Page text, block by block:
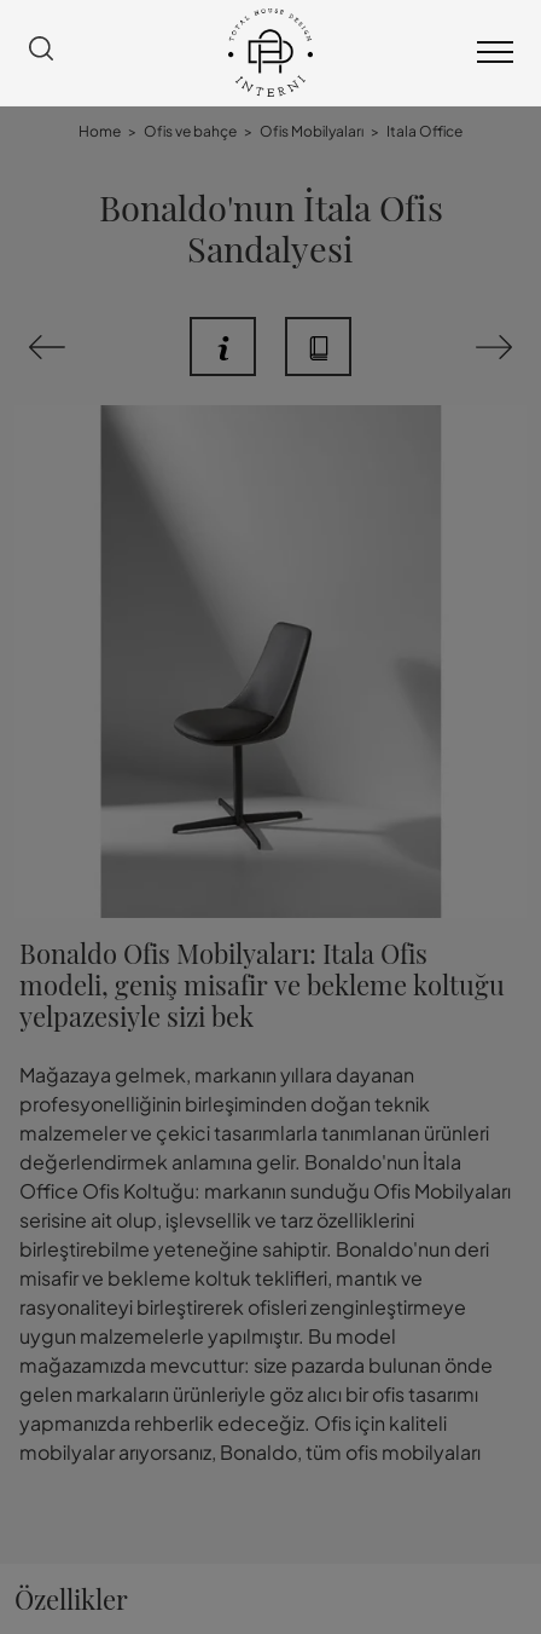
Home > Ofis ve bahçe > Ofis Mobilyaları > Itala Office
Bonaldo'nun İtala Ofis
Sandalyesi
Bonaldo Ofis Mobilyaları: Itala Ofis
modeli, geniş misafir ve bekleme koltuğu
yelpazesiyle sizi bek
Mağazaya gelmek, markanın yıllara dayanan
profesyonelliğinin birleşiminden doğan teknik
malzemeler ve çekici tasarımlarla tanımlanan ürünleri
değerlendirmek anlamına gelir. Bonaldo'nun İtala
Office Ofis Koltuğu: markanın sunduğu Ofis Mobilyaları
serisine ait olup, işlevsellik ve tarz özelliklerini
birleştirebilme yeteneğine sahiptir. Bonaldo'nun deri
misafir ve bekleme koltuk teklifleri, mantık ve
rasyonaliteyi birleştirerek ofisleri zenginleştirmeye
uygun malzemelerle yapılmıştır. Bu model
mağazamızda mevcuttur: size pazarda bulunan önde
gelen markaların ürünleriyle göz alıcı bir ofis tasarımı
yapmanızda rehberlik edeceğiz. Ofis için kaliteli
mobilyalar arıyorsanız, Bonaldo, tüm ofis mobilyaları
Özellikler